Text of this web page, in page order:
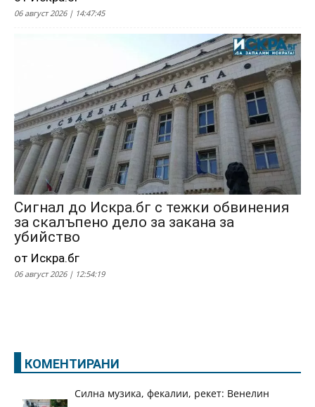
06 август 2026 | 14:47:45
Сигнал до Искра.бг с тежки обвинения
за скалъпено дело за закана за
убийство
от Искра.бг
06 август 2026 | 12:54:19
КОМЕНТИРАНИ
Силна музика, фекалии, рекет: Венелин